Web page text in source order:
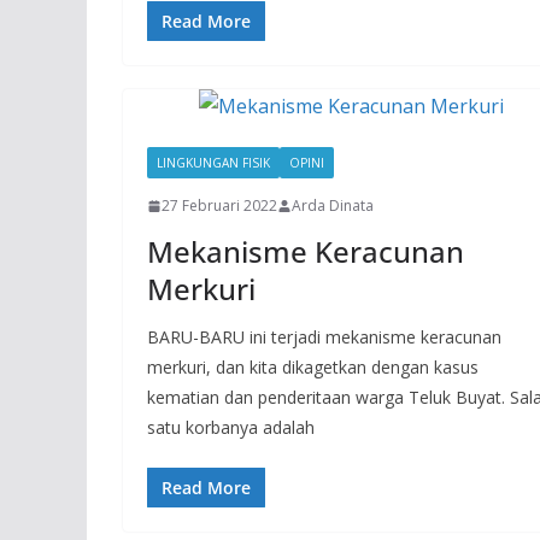
Read More
LINGKUNGAN FISIK OPINI
27 Februari 2022 Arda Dinata
Mekanisme Keracunan
Merkuri
BARU-BARU ini terjadi mekanisme keracunan
merkuri, dan kita dikagetkan dengan kasus
kematian dan penderitaan warga Teluk Buyat.
satu korbanya adalah
Read More